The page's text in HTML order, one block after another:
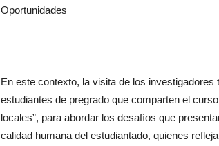
Oportunidades
En este contexto, la visita de los
estudiantes de pregrado que comparten el
locales”, para abordar los desafíos que
calidad humana del estudiantado, quienes